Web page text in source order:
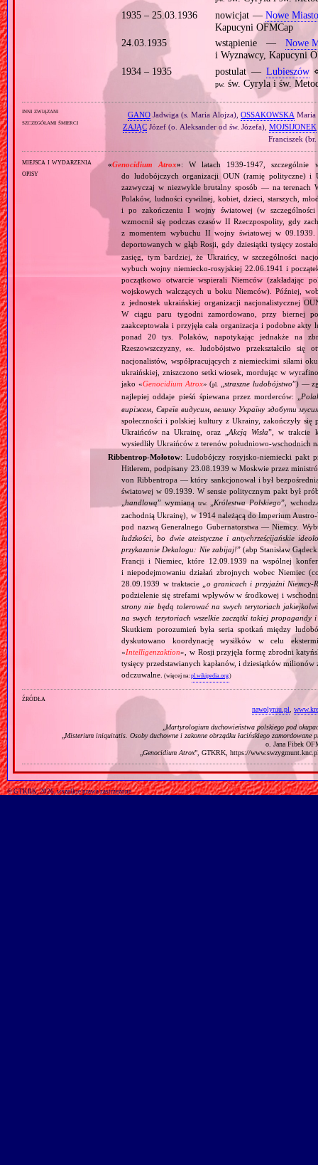
1935 – 25.03.1936
nowicjat —Nowe
Kapucyni OFMCap
24.03.1935
wstąpienie —Nowe
i Wyznawcy, Kapucyni
1934 – 1935
postulat — Lubieszów
pw. św. Cyryla i św.
inni związani
szczegółami śmierci
GANOJadwiga (s. Maria Alojza), OSSAKOWSKA Maria
ZAJĄCJózef (o. Aleksander od św. Józefa), MOJSIJONEK
Franciszek
miejsca i wydarzenia
opisy
«Genocidium Atrox»: W latach 1939‐1947, szczególnie
do ludobójczych organizacji OUN (ramię polityczne) i
zazwyczaj w niezwykle brutalny sposób — na terenach
Polaków, ludności cywilnej, kobiet, dzieci, starszych,
i po zakończeniu I wojny światowej (w szczególności
wzmocnił się podczas czasów II Rzeczpospolity, gdy
z momentem wybuchu II wojny światowej w 09.1939.
deportowanych w głąb Rosji, gdy dziesiątki tysięcy
zasięg, tym bardziej, że Ukraińcy, w szczególności
wybuch wojny niemiecko‐rosyjskiej 22.06.1941 i
początkowo otwarcie wspierali Niemców (zakładając
wojskowych walczących u boku Niemców). Później,
z jednostek ukraińskiej organizacji nacjonalistycznej
W ciągu paru tygodni zamordowano, przy biernej
zaakceptowała i przyjęła cała organizacja i podobne
ponad 20 tys. Polaków, napotykając jednakże na
Rzeszowszczyzny , etc.
ludobójstwo przekształciło się
nacjonalistów, współpracujących z niemieckimi siłami
ukraińskiej, zniszczono setki wiosek, mordując w
jako «Genocidium Atrox» (pl. „straszne ludobójstwo”) —
najlepiej oddaje pieśń śpiewana przez morderców: „
виріжем, Євреїв видусим, велику Україну здобути
społeczności i polskiej kultury z Ukrainy, zakończyły
Ukraińców na Ukrainę, oraz „Akcją Wisła”, w trakcie
wysiedliły Ukraińców z terenów południowo‐wschodnich
Ribbentrop‐Mołotow: Ludobójczy rosyjsko‐niemiecki pakt
Hitlerem, podpisany 23.08.1939 w Moskwie przez
von Ribbentropa — który sankcjonował i był
światowej w 09.1939. W sensie politycznym pakt był
„handlową” wymianą tzw. Królestwa Polskiego”,
zachodnią Ukrainę), w 1914 należącą do Imperium
pod nazwą Generalnego Gubernatorstwa — Niemcy.
ludzkości, bo dwie ateistyczne i antychrześcijańskie
przykazanie Dekalogu: Nie zabijaj!” (abp Stanisław
Francji i Niemiec, które 12.09.1939 na wspólnej
i niepodejmowaniu działań zbrojnych wobec Niemiec
28.09.1939 w traktacie „ o granicach i przyjaźni
podzielenie się strefami wpływów w środkowej i
strony nie będą tolerować na swych terytoriach
na swych terytoriach wszelkie zaczątki takiej
Skutkiem porozumień była seria spotkań między
dyskutowano koordynację wysiłków w celu
«Intelligenzaktion», w Rosji przyjęła formę zbrodni
tysięcy przedstawianych kapłanów, i dziesiątków
odczuwalne. (więcej na:pl.wikipedia.org)
źródła
nawolyniu.pl
Martyrologium duchowieństwa polskiego pod
Misterium iniquitatis. Osoby duchowne i zakonne obrządku łacińskiego zamordowane
o. Jana Fibek
Genocidium Atrox”, GTKRK, https://
© GTKRK, 2026, wszelkie prawa zastrzeżone